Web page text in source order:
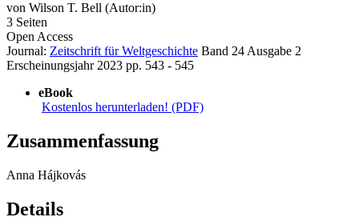
von Wilson T. Bell (Autor:in)
3 Seiten
Open Access
Journal: Zeitschrift für Weltgeschichte Band 24Ausgabe 2
Erscheinungsjahr 2023 pp. 543 - 545
eBook
Kostenlos herunterladen! (PDF)
Zusammenfassung
Anna Hájkovás
Details